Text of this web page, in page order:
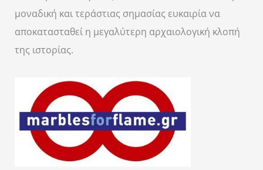
μοναδική και τεράστιας σημασίας ευκαιρία να
αποκατασταθεί η μεγαλύτερη αρχαιολογική κλοπή
της ιστορίας.